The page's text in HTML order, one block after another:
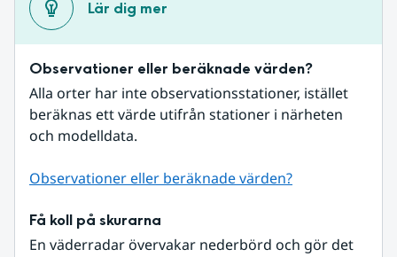
Lär dig mer
Observationer eller beräknade värden?
Alla orter har inte observationsstationer, istället
beräknas ett värde utifrån stationer i närheten
och modelldata.
Observationer eller beräknade värden?
Få koll på skurarna
En väderradar övervakar nederbörd och gör det